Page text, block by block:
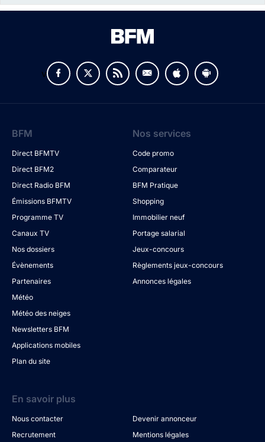
v
BFM
Direct BFMTV
Direct BFM2
Direct Radio BFM
Émissions BFMTV
Programme TV
Canaux TV
Nos dossiers
Évènements
Partenaires
Météo
Météo des neiges
Newsletters BFM
Applications mobiles
Plan du site
Nos services
Code promo
Comparateur
BFM Pratique
Shopping
Immobilier neuf
Portage salarial
Jeux-concours
Règlements jeux-concours
Annonces légales
En savoir plus
Nous contacter
Devenir annonceur
Recrutement
Mentions légales